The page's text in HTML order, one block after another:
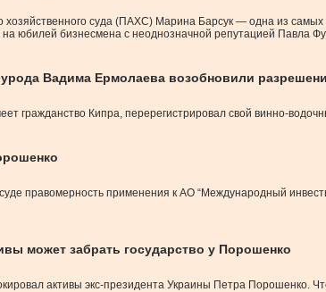
хозяйственного суда (ПАХС) Марина Барсук — одна из
юбилей бизнесмена с неоднозначной репутацией Павла
Вадима Ермолаева возобновили
гражданство Кипра, перерегистрировал свой винно-
правомерность применения к АО “Международный
может забрать государство у Порошенко
активы экс-президента Украины Петра Порошенко.